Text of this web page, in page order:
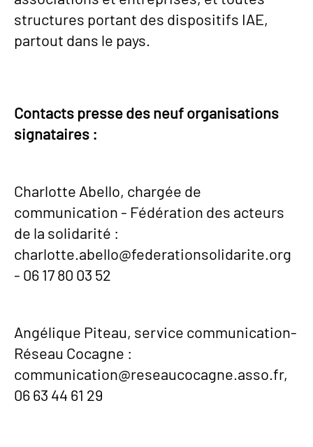
structures portant des dispositifs IAE,
partout dans le pays.
Contacts presse des neuf organisations
signataires :
Charlotte Abello, chargée de
communication - Fédération des acteurs
de la solidarité :
charlotte.abello@federationsolidarite.org
- 06 17 80 03 52
Angélique Piteau, service communication-
Réseau Cocagne :
communication@reseaucocagne.asso.fr,
06 63 44 61 29